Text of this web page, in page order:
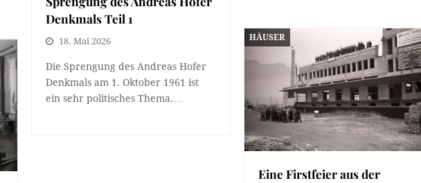
Denkmals Teil 1
18. Mai 2026
Die Sprengung des Andreas Hofer
Denkmals am 1. Oktober 1961 ist
ein sehr politisches Thema.…
HÄUSER
Eine Firstfeier aus der